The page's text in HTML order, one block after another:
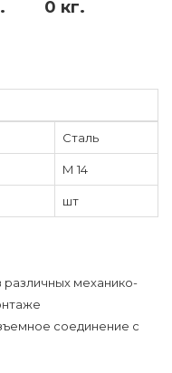
0 кг.
Сталь
М 14
шт
различных механико-
соединение с